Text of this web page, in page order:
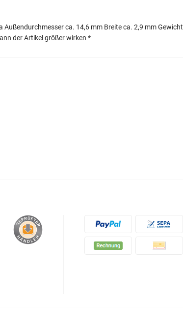
ca. 14,6 mm Breite ca. 2,9 mm Gewicht
der Artikel größer wirken *